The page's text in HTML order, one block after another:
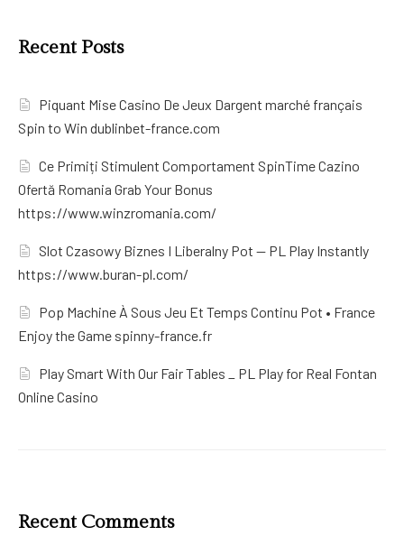
Recent Posts
Piquant Mise Casino De Jeux Dargent marché français
Spin to Win dublinbet-france.com
Ce Primiți Stimulent Comportament SpinTime Cazino
Ofertă Romania Grab Your Bonus
https://www.winzromania.com/
Slot Czasowy Biznes I Liberalny Pot — PL Play Instantly
https://www.buran-pl.com/
Pop Machine À Sous Jeu Et Temps Continu Pot • France
Enjoy the Game spinny-france.fr
Play Smart With Our Fair Tables _ PL Play for Real Fontan
Online Casino
Recent Comments